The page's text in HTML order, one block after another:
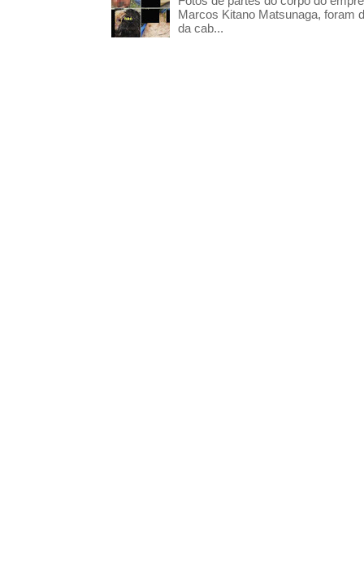
Marcos Kitano Matsunaga, foram
da cab...